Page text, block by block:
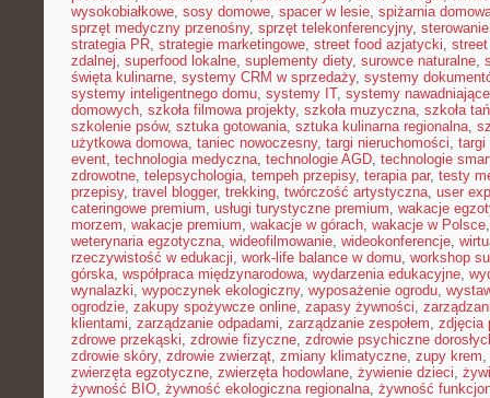
wysokobiałkowe, sosy domowe, spacer w lesie, spiżarnia
sprzęt medyczny przenośny, sprzęt telekonferencyjny,
strategia PR, strategie marketingowe, street food azjatycki, street
zdalnej, superfood lokalne, suplementy diety, surowce naturalne,
święta kulinarne, systemy CRM w sprzedaży, systemy
systemy inteligentnego domu, systemy IT, systemy nawadniające
domowych, szkoła filmowa projekty, szkoła muzyczna, szkoła
szkolenie psów, sztuka gotowania, sztuka kulinarna regionalna,
użytkowa domowa, taniec nowoczesny, targi nieruchomości, targi
event, technologia medyczna, technologie AGD, technologie
zdrowotne, telepsychologia, tempeh przepisy, terapia par, testy
przepisy, travel blogger, trekking, twórczość artystyczna, user
cateringowe premium, usługi turystyczne premium, wakacje
morzem, wakacje premium, wakacje w górach, wakacje w Polsce
weterynaria egzotyczna, wideofilmowanie, wideokonferencje,
rzeczywistość w edukacji, work-life balance w domu, workshop
górska, współpraca międzynarodowa, wydarzenia edukacyjne,
wynalazki, wypoczynek ekologiczny, wyposażenie ogrodu,
ogrodzie, zakupy spożywcze online, zapasy żywności,
klientami, zarządzanie odpadami, zarządzanie zespołem, zdjęcia
zdrowe przekąski, zdrowie fizyczne, zdrowie psychiczne
zdrowie skóry, zdrowie zwierząt, zmiany klimatyczne, zupy krem,
zwierzęta egzotyczne, zwierzęta hodowlane, żywienie dzieci,
żywność BIO, żywność ekologiczna regionalna, żywność